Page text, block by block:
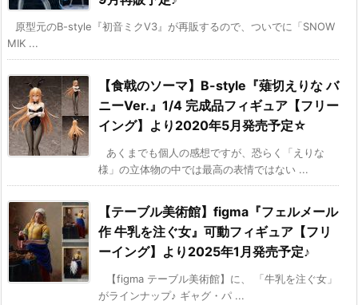
原型元のB-style『初音ミクV3』が再販するので、ついでに「SNOW
MIK ...
【食戟のソーマ】B-style『薙切えりな バ
ニーVer.』1/4 完成品フィギュア【フリー
イング】より2020年5月発売予定☆
あくまでも個人の感想ですが、恐らく「えりな
様」の立体物の中では最高の表情ではない ...
【テーブル美術館】figma『フェルメール
作 牛乳を注ぐ女』可動フィギュア【フリ
ーイング】より2025年1月発売予定♪
【figma テーブル美術館】に、 「牛乳を注ぐ女」
がラインナップ♪ ギャグ・パ ...